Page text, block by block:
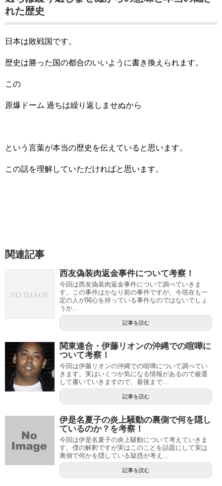
れた歴史
日本は敗戦国です。
歴史は勝った国の都合のいいように書き換えられます。
この
原爆ドーム 過ちは繰り返しませぬから
という言葉が本当の歴史を伝えていると思います。
この話を理解していただければと思います。
関連記事
西友偽装肉返金事件について考察！
今回は西友偽装肉返金事件について調べていきま
す。この事件はかなり前の事件ですが、今現在も一
定の人が関心を持っている事件なのではないでしょ
うか...
記事を読む
関東連合・伊藤リオンの沖縄での喧嘩に
ついて考察！
今回は伊藤リオンの沖縄での喧嘩について調べてい
きます。実はいくつか気になる情報があるので厳選
して書いていきますので、最後まで...
記事を読む
伊是名夏子の炎上騒動の裏側で何を隠し
ているのか？を考察！
今回は伊是名夏子の炎上騒動について考えていきま
す。僕の解釈ですが実はこのことを話題にして実は
裏側で何かを隠している疑惑が考え...
記事を読む